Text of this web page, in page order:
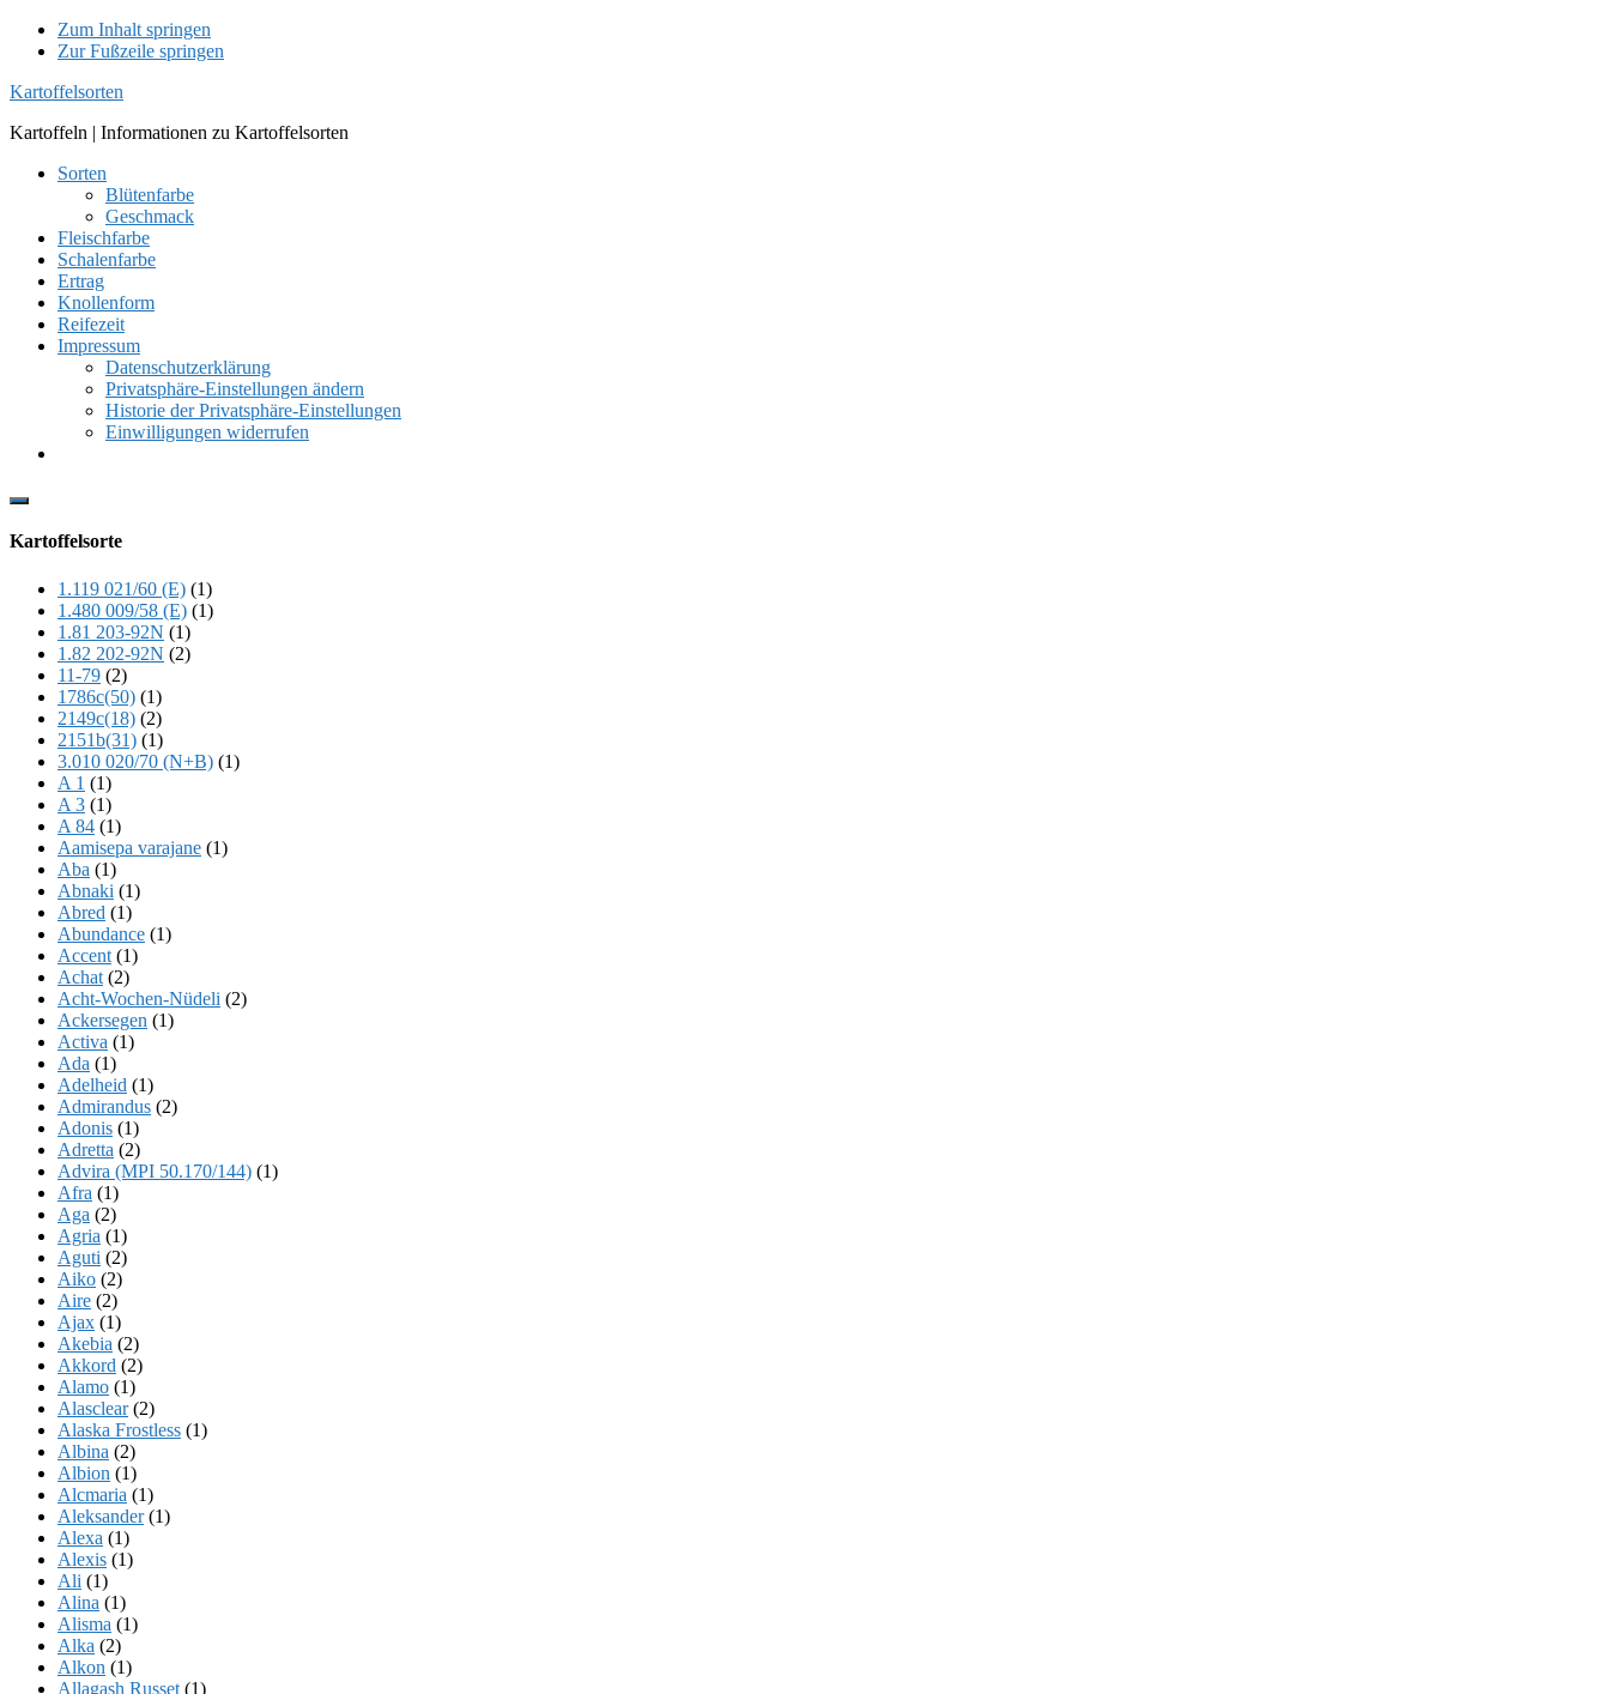
Zum Inhalt springen
Zur Fußzeile springen
Kartoffelsorten
Kartoffeln | Informationen zu Kartoffelsorten
Sorten
Blütenfarbe
Geschmack
Fleischfarbe
Schalenfarbe
Ertrag
Knollenform
Reifezeit
Impressum
Datenschutzerklärung
Privatsphäre-Einstellungen ändern
Historie der Privatsphäre-Einstellungen
Einwilligungen widerrufen
Show
Content
Kartoffelsorte
1.119 021/60 (E) (1)
1.480 009/58 (E) (1)
1.81 203-92N (1)
1.82 202-92N (2)
11-79 (2)
1786c(50) (1)
2149c(18) (2)
2151b(31) (1)
3.010 020/70 (N+B) (1)
A 1 (1)
A 3 (1)
A 84 (1)
Aamisepa varajane (1)
Aba (1)
Abnaki (1)
Abred (1)
Abundance (1)
Accent (1)
Achat (2)
Acht-Wochen-Nüdeli (2)
Ackersegen (1)
Activa (1)
Ada (1)
Adelheid (1)
Admirandus (2)
Adonis (1)
Adretta (2)
Advira (MPI 50.170/144) (1)
Afra (1)
Aga (2)
Agria (1)
Aguti (2)
Aiko (2)
Aire (2)
Ajax (1)
Akebia (2)
Akkord (2)
Alamo (1)
Alasclear(2)
Alaska Frostless (1)
Albina (2)
Albion (1)
Alcmaria (1)
Aleksander(1)
Alexa (1)
Alexis (1)
Ali (1)
Alina (1)
Alisma (1)
Alka (2)
Alkon (1)
Allagash Russet (1)